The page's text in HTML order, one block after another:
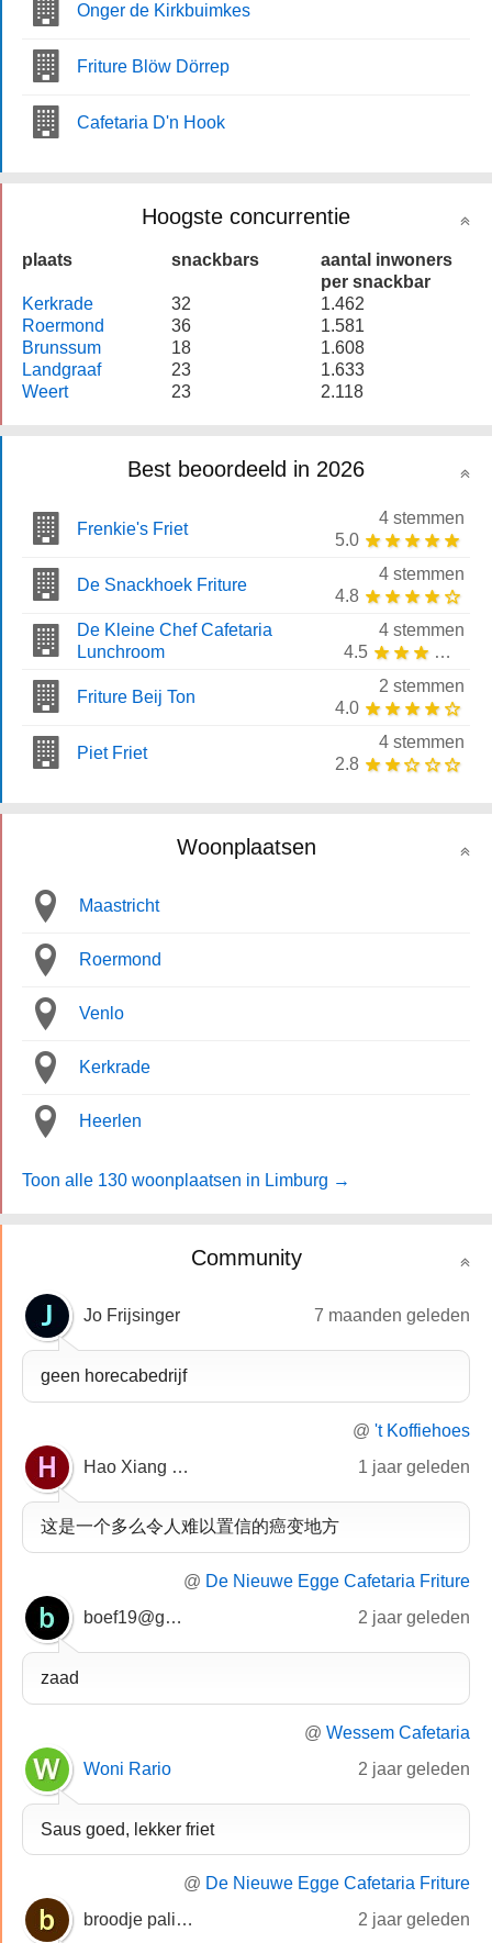
Onger de Kirkbuimkes
Friture Blöw Dörrep
Cafetaria D'n Hook
Hoogste concurrentie
plaats snackbars
aantal inwoners
per snackbar
Kerkrade
32
1.462
Roermond
36
1.581
Brunssum
18
1.608
Landgraaf
23
1.633
Weert
23 2.118
Best beoordeeld in 2026
Frenkie's Friet
4 stemmen
5.0
De Snackhoek Friture
4 stemmen
4.8
De Kleine Chef Cafetaria
Lunchroom
4 stemmen
4.5
Friture Beij Ton
2 stemmen
4.0
Piet Friet
4 stemmen
2.8
Woonplaatsen
Maastricht
Roermond
Venlo
Kerkrade
Heerlen
Toon alle 130 woonplaatsen in Limburg →
Community
Jo Frijsinger 7 maanden geleden
geen horecabedrijf
@ 't Koffiehoes
Hao Xiang Liu
1 jaar geleden
这是一个多么令人难以置信的癌变地方
@ De Nieuwe Egge Cafetaria Friture
boef19@gmail.com
2 jaar geleden
zaad
@ Wessem Cafetaria
Woni Rario
2 jaar geleden
Saus goed, lekker friet
@ De Nieuwe Egge Cafetaria Friture
broodje paling filet
2 jaar geleden